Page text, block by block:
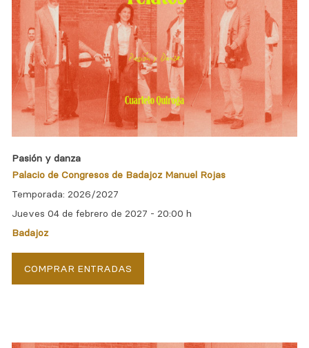
Pasión y danza
Palacio de Congresos de Badajoz Manuel Rojas
Temporada: 2026/2027
Jueves 04 de febrero de 2027 -20:00 h
Badajoz
COMPRAR ENTRADAS